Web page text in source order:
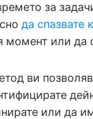
за
да спазвате
момент или да
ви
или да